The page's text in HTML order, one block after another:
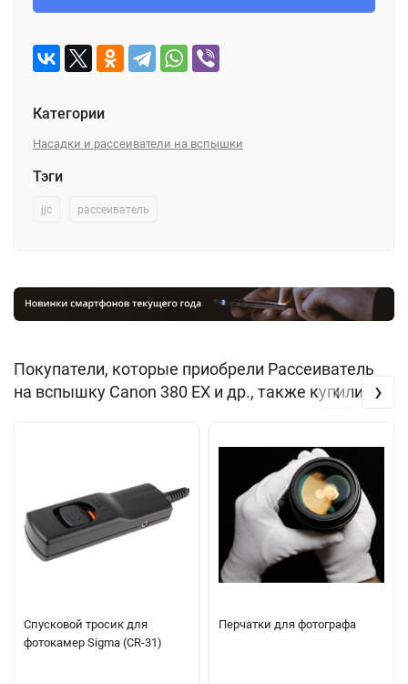
Категории
Насадки и рассеиватели на вспышки
Тэги
jjc рассеиватель
Покупатели, которые приобрели Рассеиватель
на вспышку Canon 380 EX и др., также купили
Спусковой тросик для
фотокамер Sigma (CR-31)
Перчатки для фотографа
‹ ›